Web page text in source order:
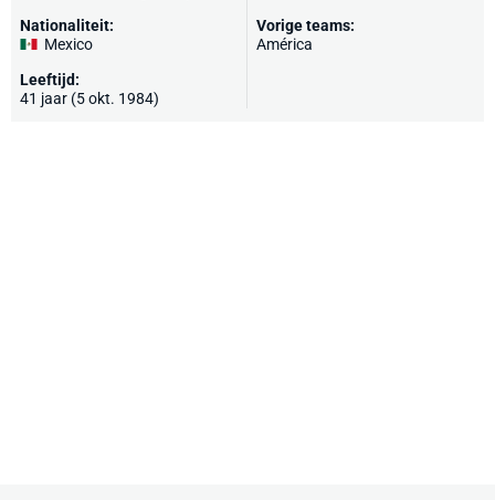
Nationaliteit:
Mexico
Leeftijd:
41 jaar (5 okt. 1984)
Vorige teams:
América